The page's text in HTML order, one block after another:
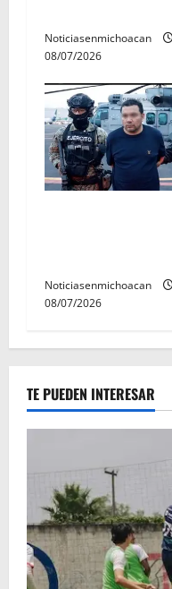
Noticiasenmichoacan
08/07/2026
Noticiasenmichoacan
08/07/2026
TE PUEDEN INTERESAR